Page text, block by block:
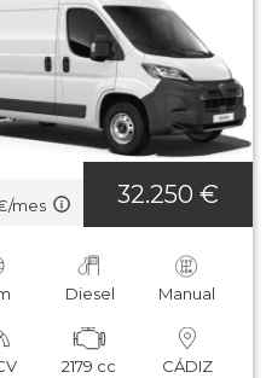
mes 32.250 €
Diesel Manual
2179 cc CÁDIZ